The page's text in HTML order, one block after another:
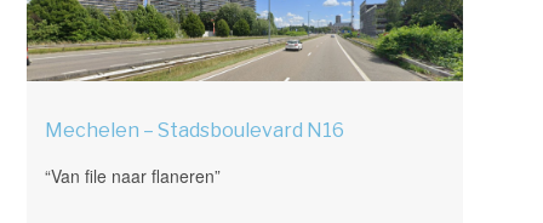
Mechelen – Stadsboulevard N16
“Van file naar flaneren”